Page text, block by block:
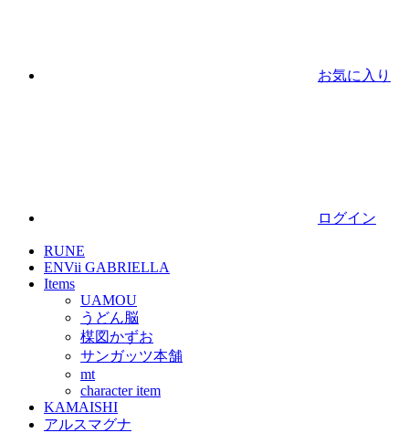
お気に入り
ログイン
RUNE
ENVii GABRIELLA
Items
UAMOU
うどん脳
楳図かずお
サンガッツ本舗
mt
character item
KAMAISHI
アルスマグナ